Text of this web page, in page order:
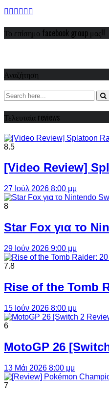
Το επίσημο facebook group μας!!
Αναζήτηση
Τελευταία reviews
8.5
[Video Review]
27 Ιούλ 2026 8:00 μμ
8
Star Fox για το
29 Ιούν 2026 9:00 μμ
7.8
Rise of the Tomb
15 Ιούν 2026 8:00 μμ
6
MotoGP 26
13 Μάι 2026 8:00 μμ
7